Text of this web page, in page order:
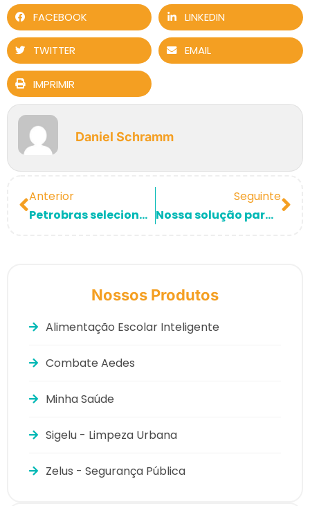
FACEBOOK LINKEDIN
TWITTER EMAIL
IMPRIMIR
Daniel Schramm
Anterior
Petrobras seleciona aplicativo da Coppe para ajudar na guerra contra covid-19
Seguinte
Nossa solução para alimentação escolar na gestão Maricá
Nossos Produtos
Alimentação Escolar Inteligente
Combate Aedes
Minha Saúde
Sigelu - Limpeza Urbana
Zelus - Segurança Pública